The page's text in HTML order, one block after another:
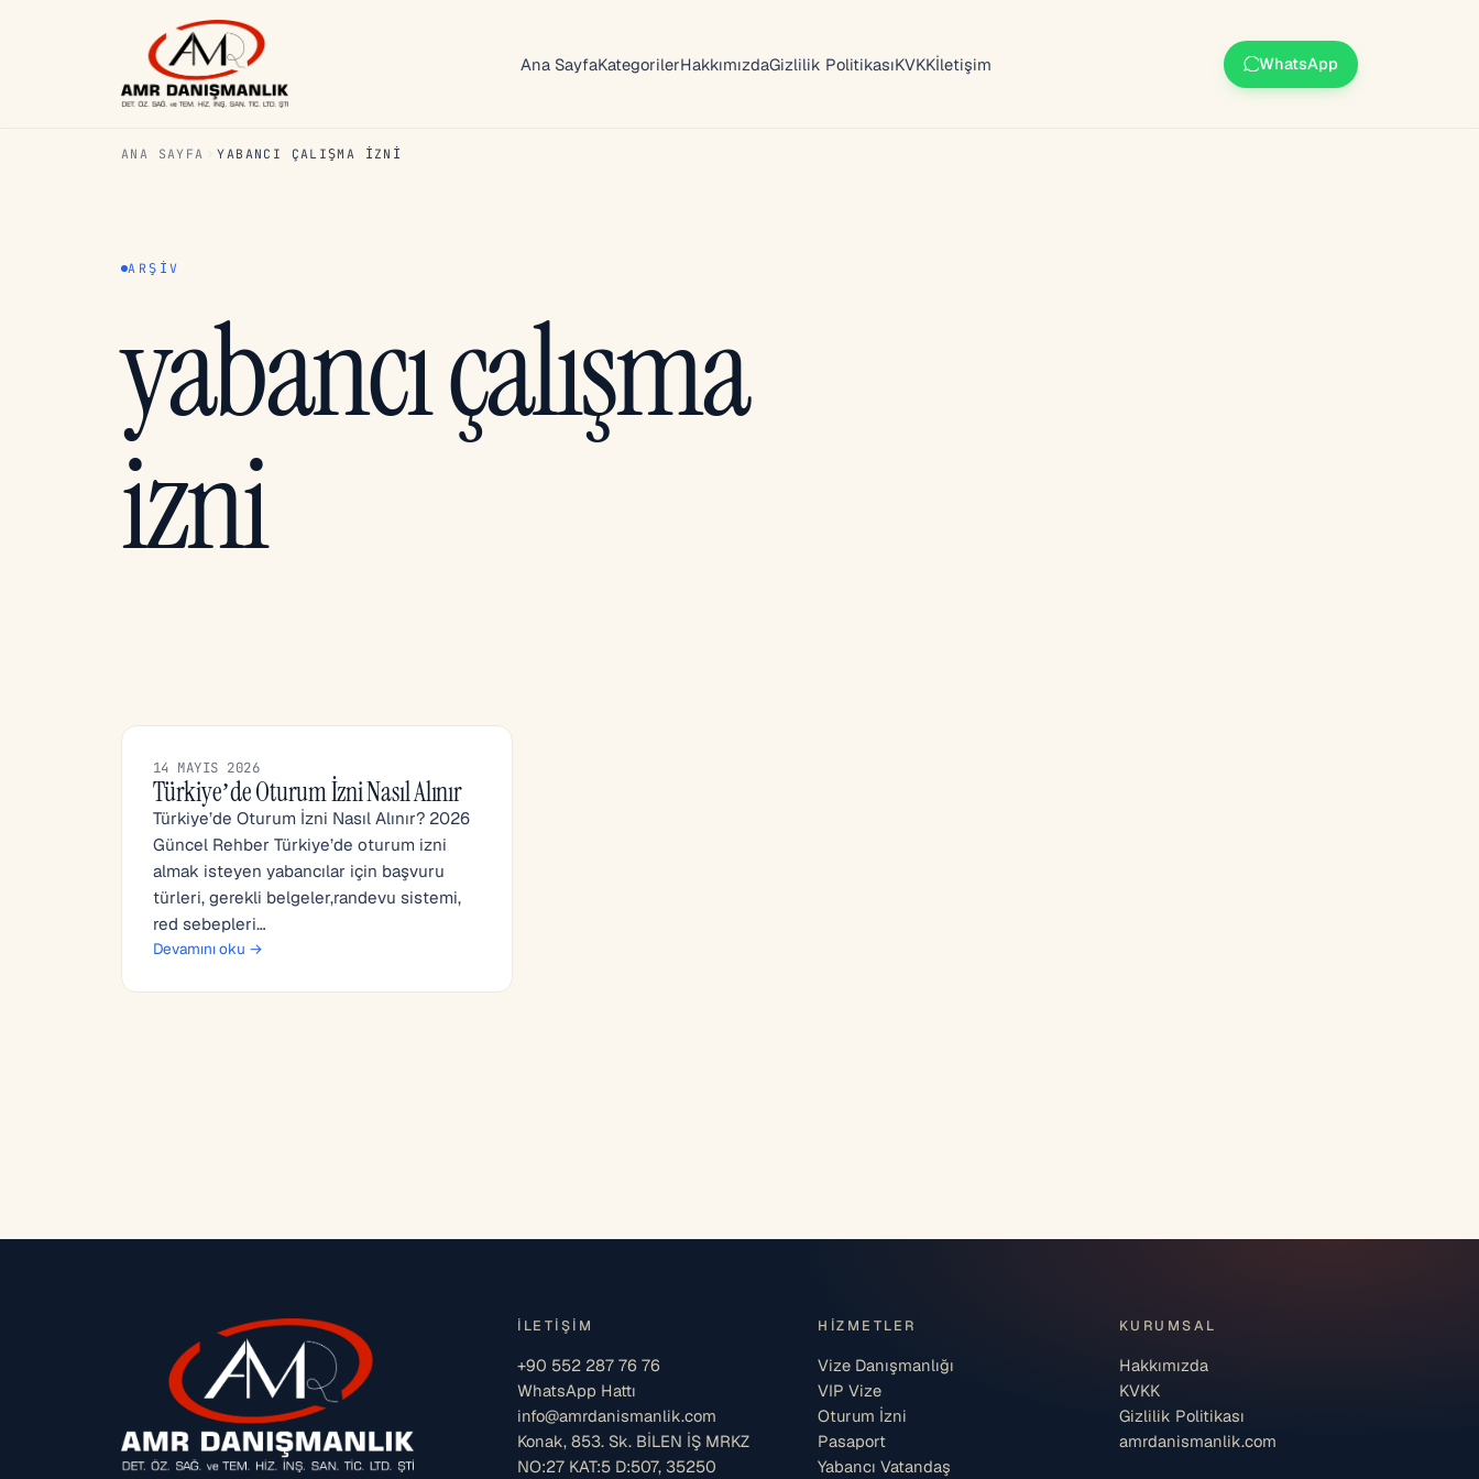
Ana SayfaKategorilerHakkımızdaGizlilik PolitikasıKVKKİletişim WhatsApp
ANA SAYFA YABANCI ÇALIŞMA IZNI
ARŞIV
yabancı çalışma
izni
14 MAYIS 2026
Türkiye’de Oturum İzni Nasıl Alınır
Türkiye’de Oturum İzni Nasıl Alınır? 2026
Güncel Rehber Türkiye’de oturum izni
almak isteyen yabancılar için başvuru
türleri, gerekli belgeler,randevu sistemi,
red sebepleri…
Devamını oku →
İLETIŞIM
+90 552 287 76 76
WhatsApp Hattı
info@amrdanismanlik.com
Konak, 853. Sk. BİLEN İŞ MRKZ
NO:27 KAT:5 D:507, 35250
HIZMETLER
Vize Danışmanlığı
VIP Vize
Oturum İzni
Pasaport
Yabancı Vatandaş
KURUMSAL
Hakkımızda
KVKK
Gizlilik Politikası
amrdanismanlik.com